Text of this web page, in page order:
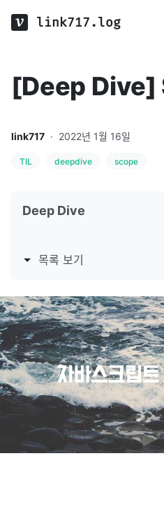
link717.log
[Deep Dive]
link717 · 2022년 1월 16일
TIL deepdive scope
Deep Dive
목록 보기